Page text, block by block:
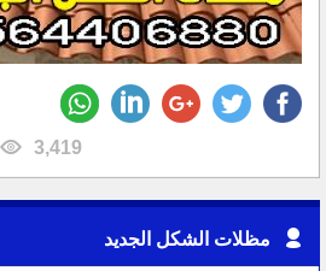
3,419
مظلات الشكل الجديد